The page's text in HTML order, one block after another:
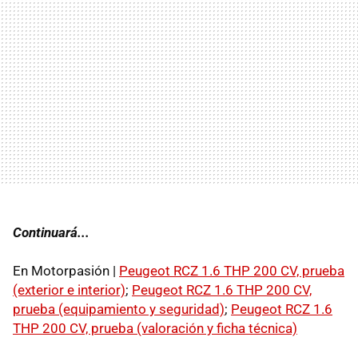
Continuará...
En Motorpasión | Peugeot RCZ 1.6 THP 200 CV, prueba
(exterior e interior); Peugeot RCZ 1.6 THP 200 CV,
prueba (equipamiento y seguridad); Peugeot RCZ 1.6
THP 200 CV, prueba (valoración y ficha técnica)